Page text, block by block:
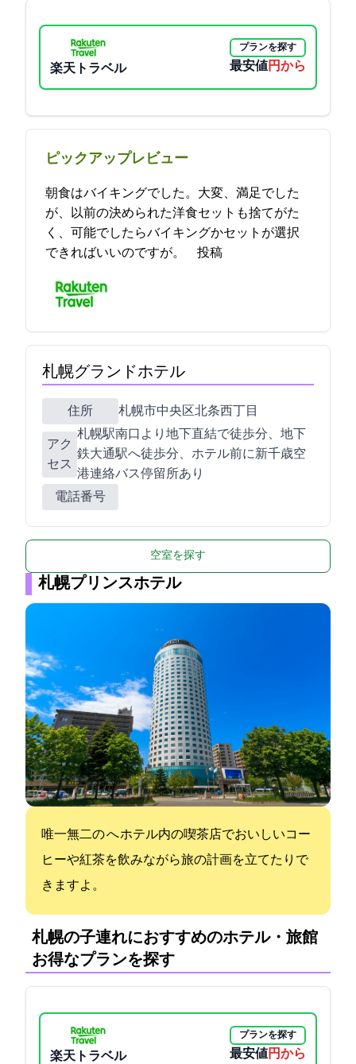
楽天トラベル
プランを探す
最安値4000円から
ピックアップレビュー
朝食はバイキングでした。大変、満足でした
が、以前の決められた洋食セットも捨てがた
く、可能でしたらバイキングかセットが選択
できればいいのですが。 2021-12-15 17:57:54投稿
札幌グランドホテル
住所 札幌市中央区北1条西4丁目
アク
セス
札幌駅南口より地下直結で徒歩10分、地下
鉄大通駅へ徒歩5分、ホテル前に新千歳空
港連絡バス停留所あり
電話番号
空室を探す
札幌プリンスホテル
唯一無二のUrban North Resortへ ホテル内の喫茶店でおいしいコー
ヒーや紅茶を飲みながら旅の計画を立てたりで
きますよ。
札幌の子連れにおすすめのホテル・旅館:
お得なプランを探す
楽天トラベル
プランを探す
最安値2934円から